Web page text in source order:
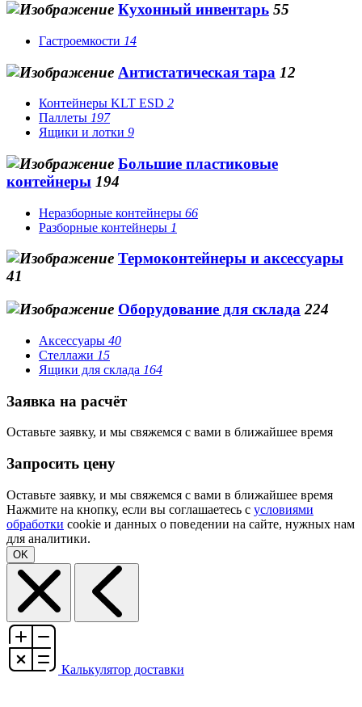
Кухонный инвентарь 55
Гастроемкости 14
Антистатическая тара 12
Контейнеры KLT ESD 2
Паллеты 197
Ящики и лотки 9
Большие пластиковые
контейнеры 194
Неразборные контейнеры 66
Разборные контейнеры 1
Термоконтейнеры и аксессуары
41
Оборудование для склада 224
Аксессуары 40
Стеллажи 15
Ящики для склада 164
Заявка на расчёт
Оставьте заявку, и мы свяжемся с вами в ближайшее время
Запросить цену
Оставьте заявку, и мы свяжемся с вами в ближайшее время
Нажмите на кнопку, если вы соглашаетесь с условиями
обработки cookie и данных о поведении на сайте, нужных нам
для аналитики.
OK
Калькулятор доставки